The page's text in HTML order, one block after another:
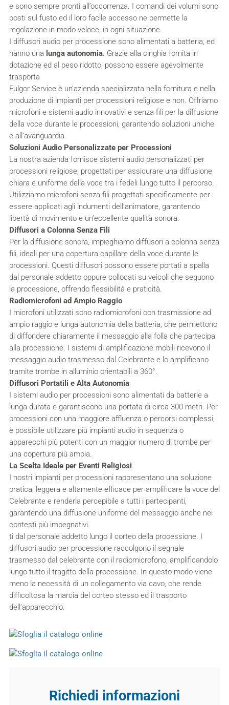
e sono sempre pronti all’occorrenza. I comandi dei volumi sono
posti sul fusto ed il loro facile accesso ne permette la
regolazione in modo veloce, in ogni situazione.
I diffusori audio per processione sono alimentati a batteria, ed
hanno una lunga autonomia. Grazie alla cinghia fornita in
dotazione ed al peso ridotto, possono essere agevolmente
trasporta
Fulgor Service è un’azienda specializzata nella fornitura e nella
produzione di impianti per processioni religiose e non. Offriamo
microfoni e sistemi audio innovativi e senza fili per la diffusione
della voce durante le processioni, garantendo soluzioni uniche
e all’avanguardia.
Soluzioni Audio Personalizzate per Processioni
La nostra azienda fornisce sistemi audio personalizzati per
processioni religiose, progettati per assicurare una diffusione
chiara e uniforme della voce tra i fedeli lungo tutto il percorso.
Utilizziamo microfoni senza fili progettati specificamente per
essere applicati agli indumenti dell’animatore, garantendo
libertà di movimento e un’eccellente qualità sonora.
Diffusori a Colonna Senza Fili
Per la diffusione sonora, impieghiamo diffusori a colonna senza
fili, ideali per una copertura capillare della voce durante le
processioni. Questi diffusori possono essere portati a spalla
dal personale addetto oppure collocati su veicoli che seguono
la processione, offrendo flessibilità e praticità.
Radiomicrofoni ad Ampio Raggio
I microfoni utilizzati sono radiomicrofoni con trasmissione ad
ampio raggio e lunga autonomia della batteria, che permettono
di diffondere chiaramente il messaggio alla folla che partecipa
alla processione. I sistemi di amplificazione mobili ricevono il
messaggio audio trasmesso dal Celebrante e lo amplificano
tramite trombe in alluminio orientabili a 360°.
Diffusori Portatili e Alta Autonomia
I sistemi audio per processioni sono alimentati da batterie a
lunga durata e garantiscono una portata di circa 300 metri. Per
processioni con una maggiore affluenza o percorsi complessi,
è possibile utilizzare più impianti audio in sequenza o
apparecchi più potenti con un maggior numero di trombe per
una copertura più ampia.
La Scelta Ideale per Eventi Religiosi
I nostri impianti per processioni rappresentano una soluzione
pratica, leggera e altamente efficace per amplificare la voce del
Celebrante e renderla percepibile a tutti i partecipanti,
garantendo una diffusione uniforme del messaggio anche nei
contesti più impegnativi.
ti dal personale addetto lungo il corteo della processione. I
diffusori audio per processione raccolgono il segnale
trasmesso dal celebrante con il radiomicrofono, amplificandolo
lungo tutto il tragitto della processione. In questo modo viene
meno la necessità di un collegamento via cavo, che rende
difficoltosa la marcia del corteo stesso ed il trasporto
dell’apparecchio.
Richiedi informazioni